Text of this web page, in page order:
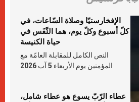
الإفخارستيّا وصلاة السّاعات، في
كلّ أسبوع وكلّ يوم، هما النَّفَس في
حياة الكنيسة
النص الكامل للمقابلة العامّة مع
المؤمنين يوم الأربعاء 5 آب 2026
عطاء الرّبّ يسوع هو عطاء شامل،